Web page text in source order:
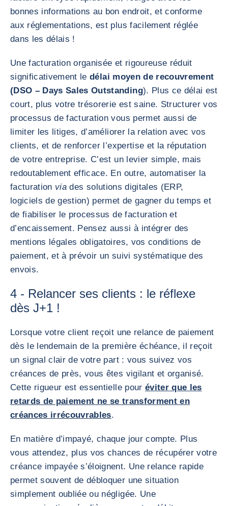
bonnes informations au bon endroit, et conforme
aux réglementations, est plus facilement réglée
dans les délais !
Une facturation organisée et rigoureuse réduit
significativement ledélai moyen de recouvrement
(DSO – Days Sales Outstanding). Plus ce délai est
court, plus votre trésorerie est saine. Structurer vos
processus de facturation vous permet aussi de
limiter les litiges, d’améliorer la relation avec vos
clients, et de renforcer l’expertise et la réputation
de votre entreprise. C’est un levier simple, mais
redoutablement efficace. En outre, automatiser la
facturation via des solutions digitales (ERP,
logiciels de gestion) permet de gagner du temps et
de fiabiliser le processus de facturation et
d’encaissement. Pensez aussi à intégrer des
mentions légales obligatoires, vos conditions de
paiement, et à prévoir un suivi systématique des
envois.
4 - Relancer ses clients : le réflexe
dès J+1 !
Lorsque votre client reçoit une relance de paiement
dès le lendemain de la première échéance, il reçoit
un signal clair de votre part : vous suivez vos
créances de près, vous êtes vigilant et organisé.
Cette rigueur est essentielle pour éviter que les
retards de paiement ne se transforment en
créances irrécouvrables.
En matière d’impayé, chaque jour compte. Plus
vous attendez, plus vos chances de récupérer votre
créance impayée s’éloignent. Une relance rapide
permet souvent de débloquer une situation
simplement oubliée ou négligée. Une